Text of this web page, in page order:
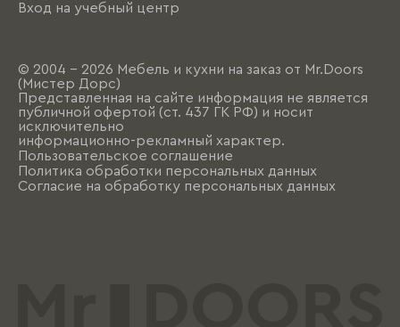
Вход на учебный центр
© 2004 - 2026 Мебель и кухни на заказ от Mr.Doors
(Мистер Дорс)
Представленная на сайте информация не является
публичной офертой (ст. 437 ГК РФ) и носит
исключительно
информационно-рекламный характер.
Пользовательское соглашение
Политика обработки персональных данных
Согласие на обработку персональных данных